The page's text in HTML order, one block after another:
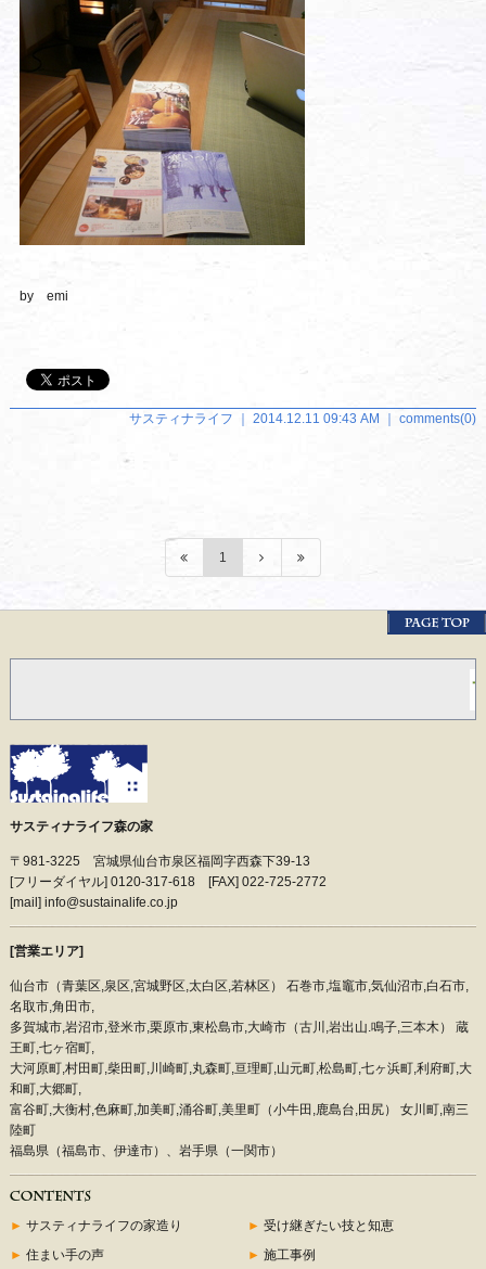
by emi
サスティナライフ ｜ 2014.12.11 09:43 AM ｜comments(0)
1
サスティナライフ森の家
〒981-3225 宮城県仙台市泉区福岡字西森下39-13
[フリーダイヤル] 0120-317-618 [FAX] 022-725-2772
[mail] info@sustainalife.co.jp
[営業エリア]
仙台市（青葉区,泉区,宮城野区,太白区,若林区） 石巻市,塩竈市,気仙沼市,白石市,
名取市,角田市,
多賀城市,岩沼市,登米市,栗原市,東松島市,大崎市（古川,岩出山.鳴子,三本木） 蔵
王町,七ヶ宿町,
大河原町,村田町,柴田町,川崎町,丸森町,亘理町,山元町,松島町,七ヶ浜町,利府町,大
和町,大郷町,
富谷町,大衡村,色麻町,加美町,涌谷町,美里町（小牛田,鹿島台,田尻） 女川町,南三
陸町
福島県（福島市、伊達市）、岩手県（一関市）
► サスティナライフの家造り ► 受け継ぎたい技と知恵
► 住まい手の声 ► 施工事例